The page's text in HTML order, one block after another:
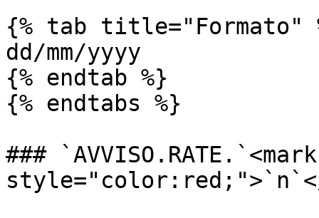
{% tab title="Formato"
dd/mm/yyyy
{% endtab %}
{% endtabs %}
### `AVVISO.RATE.`<mark
style="color:red;">`n`</